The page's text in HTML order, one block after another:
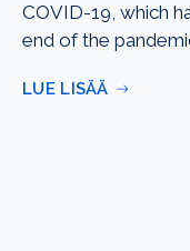
COVID-19, which
end of the
LUE LISÄÄ